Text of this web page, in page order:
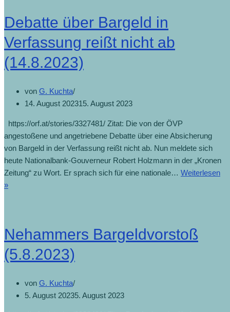
Debatte über Bargeld in
Verfassung reißt nicht ab
(14.8.2023)
von G. Kuchta
14. August 202315. August 2023
https://orf.at/stories/3327481/ Zitat: Die von der ÖVP
angestoßene und angetriebene Debatte über eine Absicherung
von Bargeld in der Verfassung reißt nicht ab. Nun meldete sich
heute Nationalbank-Gouverneur Robert Holzmann in der „Kronen
Zeitung“ zu Wort. Er sprach sich für eine nationale… Weiterlesen
»
Nehammers Bargeldvorstoß
(5.8.2023)
von G. Kuchta
5. August 20235. August 2023